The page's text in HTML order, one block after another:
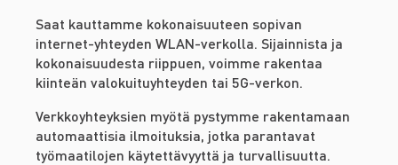
Saat kauttamme kokonaisuuteen sopivan
internet-yhteyden WLAN-verkolla. Sijainnista ja
kokonaisuudesta riippuen, voimme rakentaa
kiinteän valokuituyhteyden tai 5G-verkon.
Verkkoyhteyksien myötä pystymme rakentamaan
automaattisia ilmoituksia, jotka parantavat
työmaatilojen käytettävyyttä ja turvallisuutta.